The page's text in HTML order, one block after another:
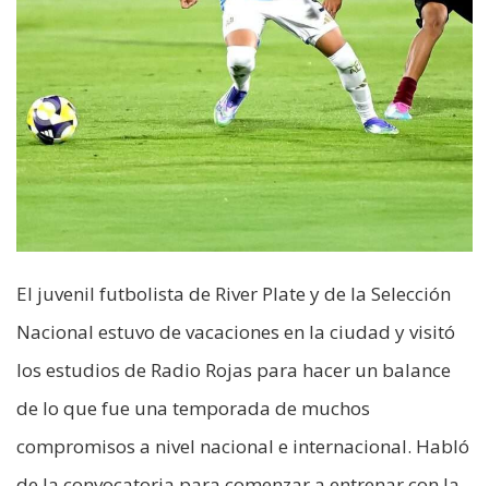
El juvenil futbolista de River Plate y de la Selección
Nacional estuvo de vacaciones en la ciudad y visitó
los estudios de Radio Rojas para hacer un balance
de lo que fue una temporada de muchos
compromisos a nivel nacional e internacional. Habló